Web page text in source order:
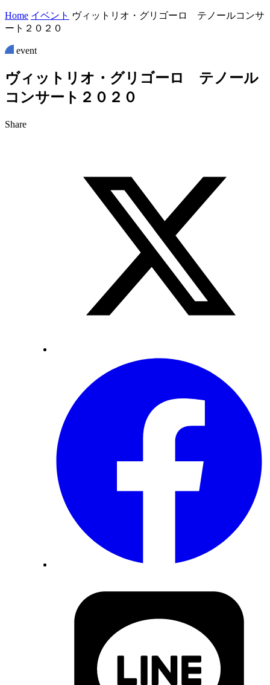
Home イベント ヴィットリオ・グリゴーロ テノールコンサ
ート２０２０
event
ヴィ ッ ト リ オ ・ グリ ゴーロ テ ノ ール
コ ンサー ト ２ ０ ２ ０
Share